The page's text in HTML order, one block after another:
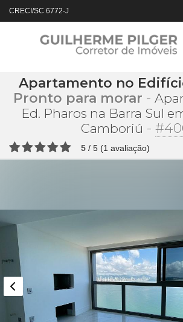
CRECI/SC 6772-J
Apartamento no
Pronto para morar -
Ed. Pharos na Barra Sul
Camboriú -
5 / 5 (1 avaliação)